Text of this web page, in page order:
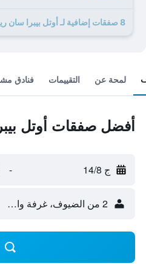
8 صفقات إضافية لـ أوتل بيبرا سان ريمو
لمحة عن التقييمات فنادق
أفضل صفقات أوتل
ج 14/8 -
2 من الضيوف، غرفة واحدة